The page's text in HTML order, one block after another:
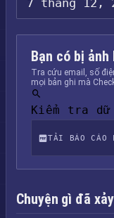
7 tháng 12,
Bạn có bị
Tra cứu email, số
mọi bản ghi mà
Kiểm tra
TẢI BÁO CÁO
Chuyện gì đã